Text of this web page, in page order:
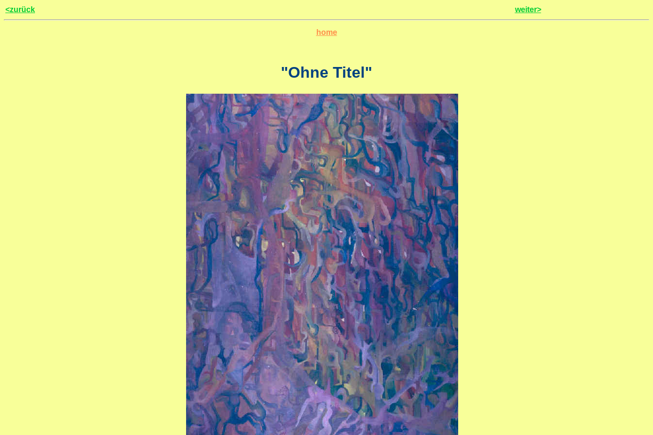
<zurück weiter>
home
"Ohne Titel"